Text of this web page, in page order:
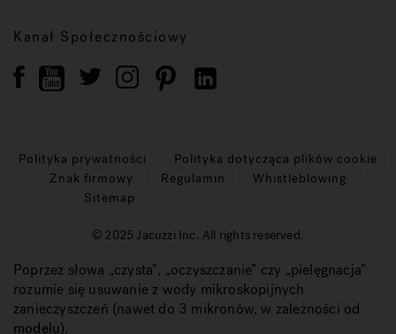
Kanał Społecznościowy
Polityka prywatności
Polityka dotycząca plików cookie
Znak firmowy
Regulamin
Whistleblowing
Sitemap
© 2025 Jacuzzi Inc. All rights reserved.
Poprzez słowa „czysta”, „oczyszczanie” czy „pielęgnacja”
rozumie się usuwanie z wody mikroskopijnych
zanieczyszczeń (nawet do 3 mikronów, w zależności od
modelu).